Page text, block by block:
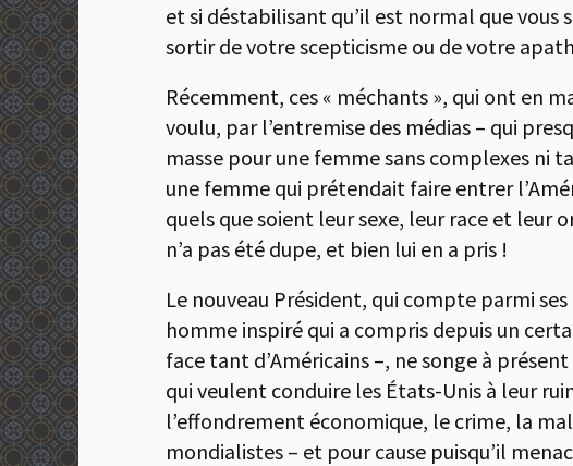
et si déstabilisant qu’il est normal que vous
sortir de votre scepticisme ou de votre
Récemment, ces « méchants », qui ont en
voulu, par l’entremise des médias – qui
masse pour une femme sans complexes ni
une femme qui prétendait faire entrer
quels que soient leur sexe, leur race et leur
n’a pas été dupe, et bien lui en a pris !
Le nouveau Président, qui compte parmi
homme inspiré qui a compris depuis un
face tant d’Américains –, ne songe à
qui veulent conduire les États-Unis à leur
l’effondrement économique, le crime, la
mondialistes – et pour cause puisqu’il